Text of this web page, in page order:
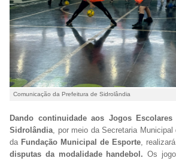
Comunicação da Prefeitura de Sidrolândia
Dando continuidade aos Jogos
Sidrolândia, por meio da Secretaria Municipal
daFundação Municipal de Esporte,
disputas da modalidade handebol. Os